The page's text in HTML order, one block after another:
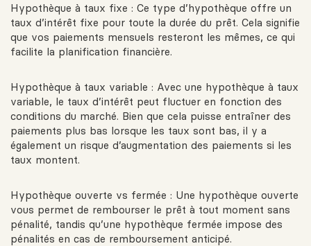
Hypothèque à taux fixe : Ce type d’hypothèque offre un
taux d’intérêt fixe pour toute la durée du prêt. Cela signifie
que vos paiements mensuels resteront les mêmes, ce qui
facilite la planification financière.
Hypothèque à taux variable : Avec une hypothèque à taux
variable, le taux d’intérêt peut fluctuer en fonction des
conditions du marché. Bien que cela puisse entraîner des
paiements plus bas lorsque les taux sont bas, il y a
également un risque d’augmentation des paiements si les
taux montent.
Hypothèque ouverte vs fermée : Une hypothèque ouverte
vous permet de rembourser le prêt à tout moment sans
pénalité, tandis qu’une hypothèque fermée impose des
pénalités en cas de remboursement anticipé.